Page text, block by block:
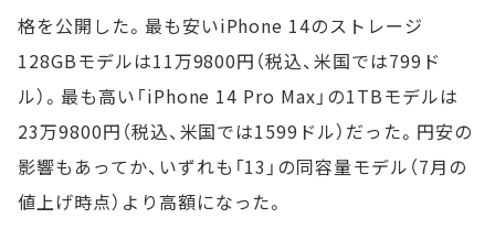
格を公開した。最も安いiPhone 14のストレージ
128GBモデルは11万9800円（税込、米国では799ド
ル）。最も高い「iPhone 14 Pro Max」の1TBモデルは
23万9800円（税込、米国では1599ドル）だった。円安の
影響もあってか、いずれも「13」の同容量モデル（7月の
値上げ時点）より高額になった。